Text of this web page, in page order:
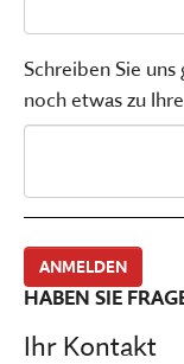
Schreiben Sie
noch etwas zu
Ihr Kontakt
HABEN SIE